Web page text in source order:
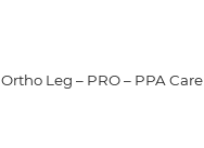
Ortho Leg – PRO – PPA Care